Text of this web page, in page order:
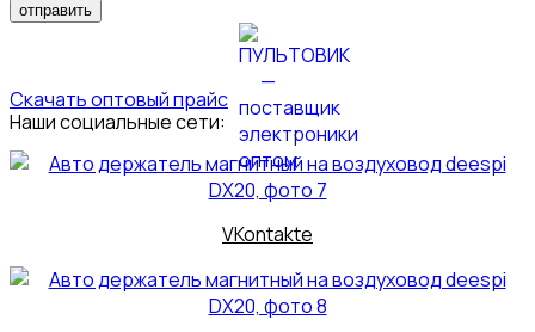
отправить
Скачать оптовый прайс
Наши социальные сети:
VKontakte